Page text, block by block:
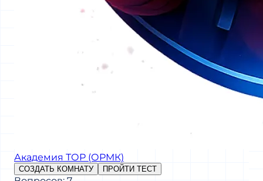
Академия ТОР (ОРМК)
СОЗДАТЬ КОМНАТУ ПРОЙТИ ТЕСТ